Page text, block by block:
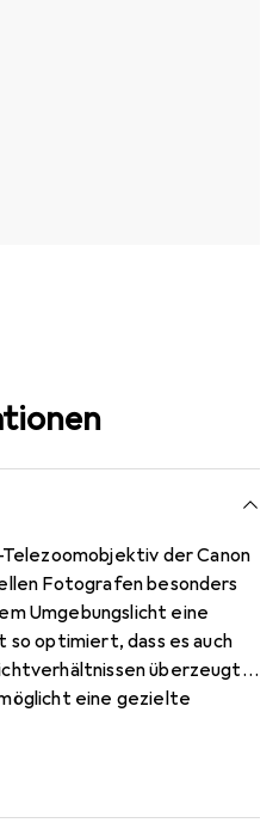
der Canon
Fotografen besonders
Umgebungslicht eine
so optimiert, dass es auch
überzeugt.
eine gezielte
3,5-Stufen-
werden. Die